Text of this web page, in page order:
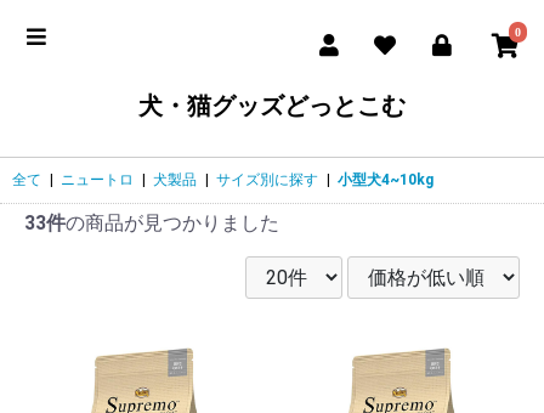
0
犬・猫グッズどっとこむ
全て ニュートロ 犬製品 サイズ別に探す 小型犬4~10kg
33件の商品が見つかりました